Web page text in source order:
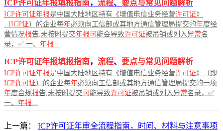
ICP许可证年报填报指南， 流程、 要点与常见问题解析
ICP许可证年报是中国大陆地区持有《增值电信业务经营许可证》
（ICP证）的企业每年必须向工信部或其地方通信管理局提交的年度经
营情况报告,未按时提交年报可 能会导致许可证被吊销或列入异常名
录，✅ 一、 年报...
ICP许可证年报填报指南， 流程、 要点与常见问题解析
ICP许可证年报是中国大陆地区持有《增值电信业务经营许可证》（即
ICP许可证）的企业每年必须向工信部或其地方通信管理局提交的一项
年度合规报告,未按时提交 可 能导致许可证被吊销或列入异常名录，✅
一、 年报...
上一篇：
ICP许可证年审全流程指南，时间、材料与注意事项